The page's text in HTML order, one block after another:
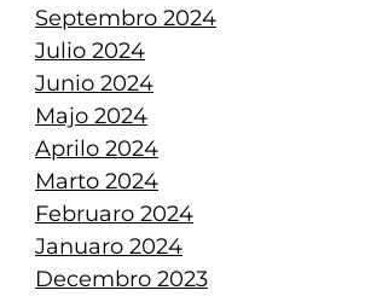
Septembro 2024
Julio 2024
Junio 2024
Majo 2024
Aprilo 2024
Marto 2024
Februaro 2024
Januaro 2024
Decembro 2023